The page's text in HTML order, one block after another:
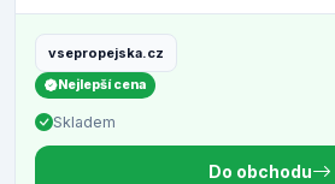
vsepropejska.cz
Nejlepší cena
Skladem
Do obchodu